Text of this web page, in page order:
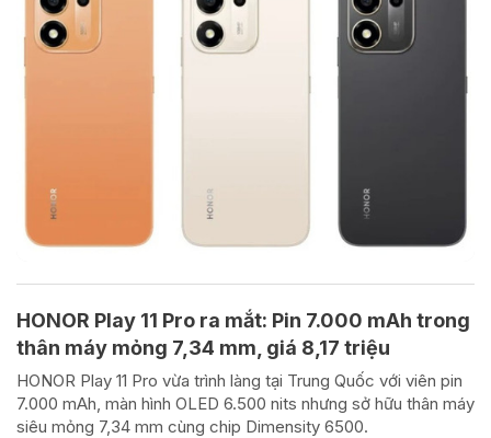
HONOR Play 11 Pro ra mắt: Pin 7.000 mAh trong
thân máy mỏng 7,34 mm, giá 8,17 triệu
HONOR Play 11 Pro vừa trình làng tại Trung Quốc với viên pin
7.000 mAh, màn hình OLED 6.500 nits nhưng sở hữu thân máy
siêu mỏng 7,34 mm cùng chip Dimensity 6500.